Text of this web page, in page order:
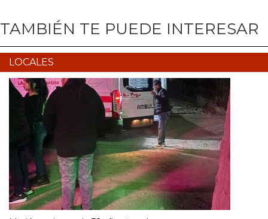
TAMBIÉN TE PUEDE INTERESAR
LOCALES